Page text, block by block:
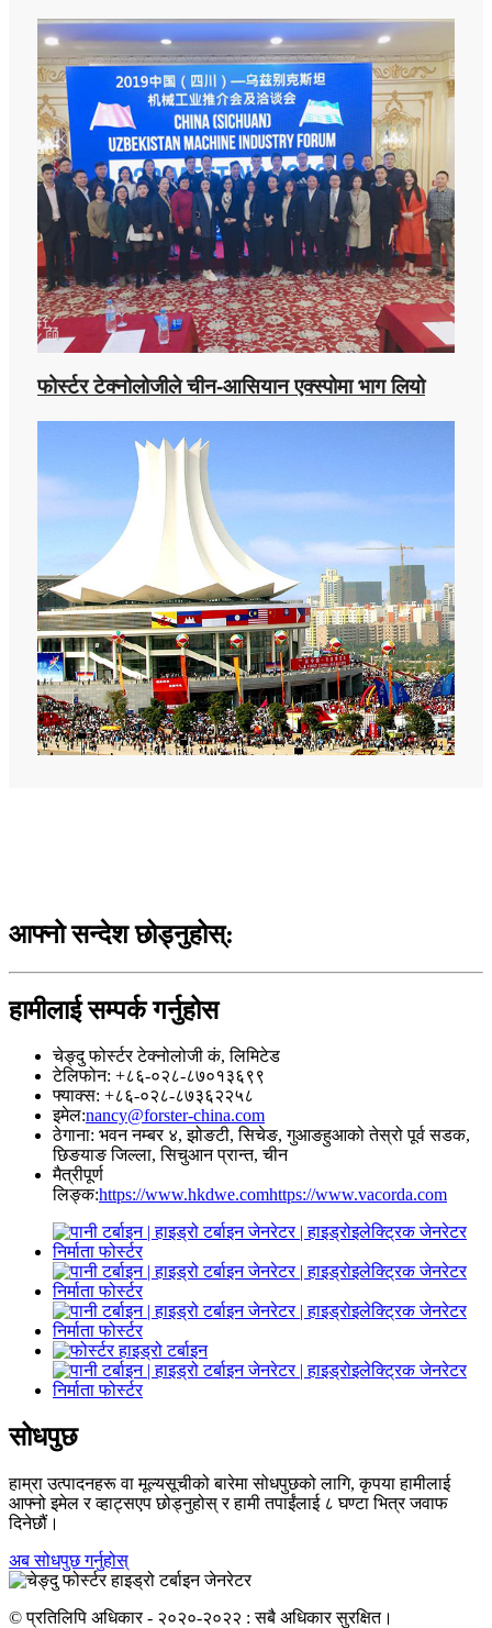
फोर्स्टर टेक्नोलोजीले चीन-आसियान एक्स्पोमा भाग लियो
आफ्नो सन्देश छोड्नुहोस्:
हामीलाई सम्पर्क गर्नुहोस
चेङ्दु फोर्स्टर टेक्नोलोजी कं, लिमिटेड
टेलिफोन: +८६-०२८-८७०१३६९९
फ्याक्स: +८६-०२८-८७३६२२५८
इमेल:nancy@forster-china.com
ठेगाना: भवन नम्बर ४, झोङटी, सिचेङ, गुआङहुआको तेस्रो पूर्व सडक,
छिङयाङ जिल्ला, सिचुआन प्रान्त, चीन
मैत्रीपूर्ण
लिङ्क:https://www.hkdwe.comhttps://www.vacorda.com
सोधपुछ
हाम्रा उत्पादनहरू वा मूल्यसूचीको बारेमा सोधपुछको लागि, कृपया हामीलाई
आफ्नो इमेल र व्हाट्सएप छोड्नुहोस् र हामी तपाईंलाई ८ घण्टा भित्र जवाफ
दिनेछौं।
अब सोधपुछ गर्नुहोस्
© प्रतिलिपि अधिकार - २०२०-२०२२ : सबै अधिकार सुरक्षित।